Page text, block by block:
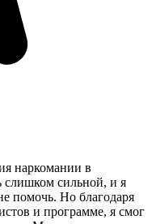
наркомании в
слишком сильной, и я
помочь. Но благодаря
и программе, я смог